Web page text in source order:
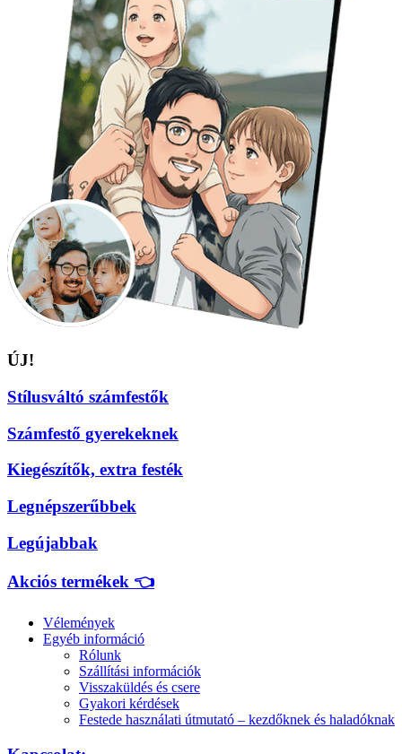
ÚJ!
Stílusváltó számfestők
Számfestő gyerekeknek
Kiegészítők, extra festék
Legnépszerűbbek
Legújabbak
Akciós termékek 👈
Vélemények
Egyéb információ
Rólunk
Szállítási információk
Visszaküldés és csere
Gyakori kérdések
Festede használati útmutató – kezdőknek és haladóknak